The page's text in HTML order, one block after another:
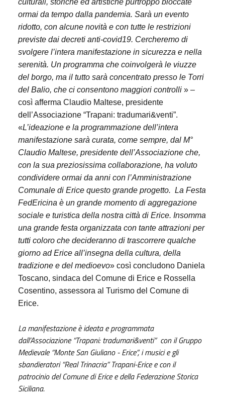
ormai da tempo dalla pandemia. Sarà un evento
ridotto, con alcune novità e con tutte le restrizioni
previste dai decreti anti-covid19. Cercheremo di
svolgere l’intera manifestazione in sicurezza e nella
serenità. Un programma che coinvolgerà le viuzze
del borgo, ma il tutto sarà concentrato presso le Torri
del Balio, che ci consentono maggiori controlli » –
così afferma Claudio Maltese, presidente
dell’Associazione “Trapani: tradumari&venti”.
«L’ideazione e la programmazione dell’intera
manifestazione sarà curata, come sempre, dal M°
Claudio Maltese, presidente dell’Associazione che,
con la sua preziosissima collaborazione, ha voluto
condividere ormai da anni con l’Amministrazione
Comunale di Erice questo grande progetto. La Festa
FedEricina è un grande momento di aggregazione
sociale e turistica della nostra città di Erice. Insomma
una grande festa organizzata con tante attrazioni per
tutti coloro che decideranno di trascorrere qualche
giorno ad Erice all’insegna della cultura, della
tradizione e del medioevo» così concludono Daniela
Toscano, sindaca del Comune di Erice e Rossella
Cosentino, assessora al Turismo del Comune di
Erice.
La manifestazione è ideata e programmata
dall’Associazione “Trapani: tradumari&venti” con il Gruppo
Medievale “Monte San Giuliano - Erice”, i musici e gli
sbandieratori “Real Trinacria” Trapani-Erice e con il
patrocinio del Comune di Erice e della Federazione Storica
Siciliana.